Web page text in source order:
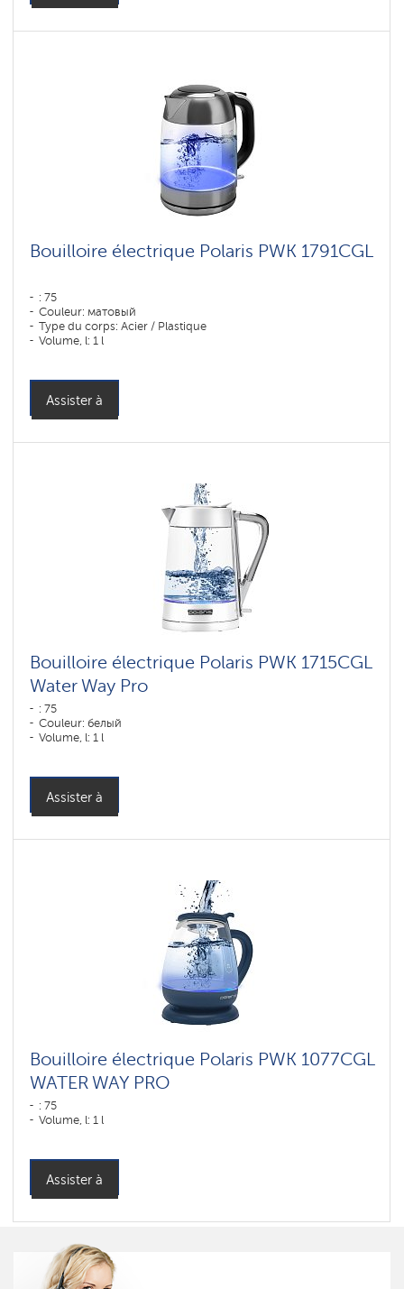
Bouilloire électrique Polaris PWK 1791CGL
: 75
Couleur: матовый
Type du corps: Acier / Plastique
Volume, l: 1 l
Assister à
Bouilloire électrique Polaris PWK 1715CGL
Water Way Pro
: 75
Couleur: белый
Volume, l: 1 l
Assister à
Bouilloire électrique Polaris PWK 1077CGL
WATER WAY PRO
: 75
Volume, l: 1 l
Assister à